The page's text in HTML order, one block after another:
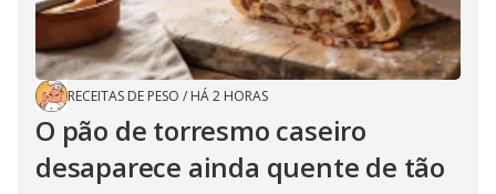
RECEITAS DE PESO / HÁ 2 HORAS
O pão de torresmo caseiro
desaparece ainda quente de tão